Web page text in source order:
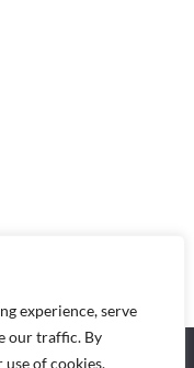
experience, serve
our traffic. By
of cookies.
garantir la meilleure